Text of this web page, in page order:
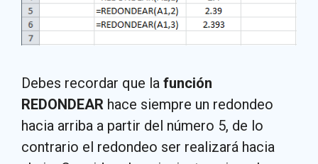
Debes recordar que la función
REDONDEAR hace siempre un redondeo
hacia arriba a partir del número 5, de lo
contrario el redondeo ser realizará hacia